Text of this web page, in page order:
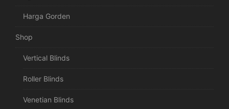
Harga Gorden
Shop
Vertical Blinds
Roller Blinds
Venetian Blinds